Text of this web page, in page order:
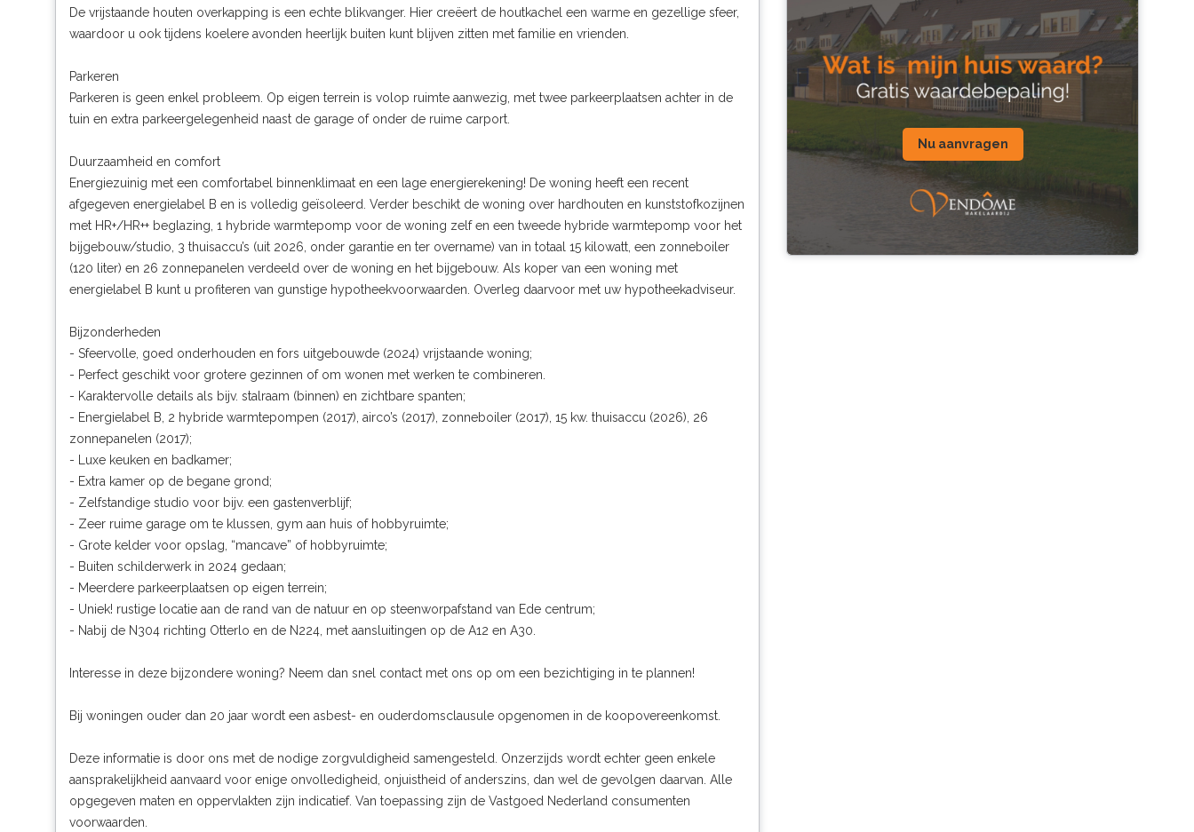
De vrijstaande houten overkapping is een echte blikvanger. Hier creëert de houtkachel een warme en gezellige sfeer,
waardoor u ook tijdens koelere avonden heerlijk buiten kunt blijven zitten met familie en vrienden.
Parkeren
Parkeren is geen enkel probleem. Op eigen terrein is volop ruimte aanwezig, met twee parkeerplaatsen achter in de
tuin en extra parkeergelegenheid naast de garage of onder de ruime carport.
Duurzaamheid en comfort
Energiezuinig met een comfortabel binnenklimaat en een lage energierekening! De woning heeft een recent
afgegeven energielabel B en is volledig geïsoleerd. Verder beschikt de woning over hardhouten en kunststofkozijnen
met HR+/HR++ beglazing, 1 hybride warmtepomp voor de woning zelf en een tweede hybride warmtepomp voor het
bijgebouw/studio, 3 thuisaccu’s (uit 2026, onder garantie en ter overname) van in totaal 15 kilowatt, een zonneboiler
(120 liter) en 26 zonnepanelen verdeeld over de woning en het bijgebouw. Als koper van een woning met
energielabel B kunt u profiteren van gunstige hypotheekvoorwaarden. Overleg daarvoor met uw hypotheekadviseur.
Bijzonderheden
- Sfeervolle, goed onderhouden en fors uitgebouwde (2024) vrijstaande woning;
- Perfect geschikt voor grotere gezinnen of om wonen met werken te combineren.
- Karaktervolle details als bijv. stalraam (binnen) en zichtbare spanten;
- Energielabel B, 2 hybride warmtepompen (2017), airco’s (2017), zonneboiler (2017), 15 kw. thuisaccu (2026), 26
zonnepanelen (2017);
- Luxe keuken en badkamer;
- Extra kamer op de begane grond;
- Zelfstandige studio voor bijv. een gastenverblijf;
- Zeer ruime garage om te klussen, gym aan huis of hobbyruimte;
- Grote kelder voor opslag, “mancave” of hobbyruimte;
- Buiten schilderwerk in 2024 gedaan;
- Meerdere parkeerplaatsen op eigen terrein;
- Uniek! rustige locatie aan de rand van de natuur en op steenworpafstand van Ede centrum;
- Nabij de N304 richting Otterlo en de N224, met aansluitingen op de A12 en A30.
Interesse in deze bijzondere woning? Neem dan snel contact met ons op om een bezichtiging in te plannen!
Bij woningen ouder dan 20 jaar wordt een asbest- en ouderdomsclausule opgenomen in de koopovereenkomst.
Deze informatie is door ons met de nodige zorgvuldigheid samengesteld. Onzerzijds wordt echter geen enkele
aansprakelijkheid aanvaard voor enige onvolledigheid, onjuistheid of anderszins, dan wel de gevolgen daarvan. Alle
opgegeven maten en oppervlakten zijn indicatief. Van toepassing zijn de Vastgoed Nederland consumenten
voorwaarden.
Nu aanvragen